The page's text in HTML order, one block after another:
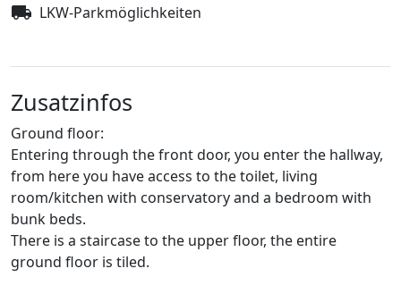
LKW-Parkmöglichkeiten
Zusatzinfos
Ground floor:
Entering through the front door, you enter the hallway,
from here you have access to the toilet, living
room/kitchen with conservatory and a bedroom with
bunk beds.
There is a staircase to the upper floor, the entire
ground floor is tiled.